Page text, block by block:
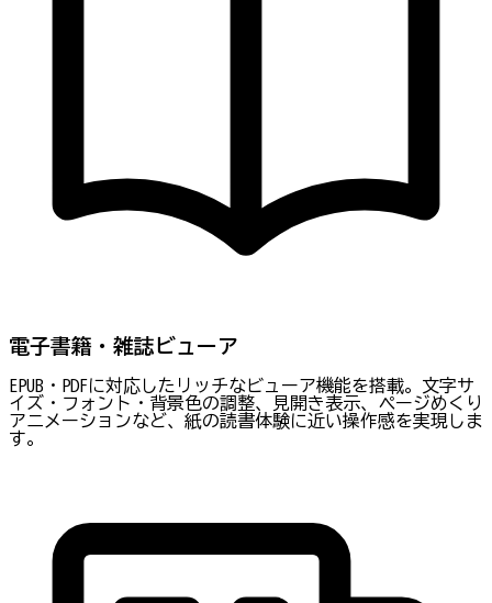
電子書籍・雑誌ビューア
EPUB・PDFに対応したリッチなビューア機能を搭載。文字サ
イズ・フォント・背景色の調整、見開き表示、ページめくり
アニメーションなど、紙の読書体験に近い操作感を実現しま
す。